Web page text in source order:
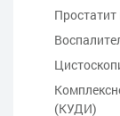
Простатит
(КУДИ)